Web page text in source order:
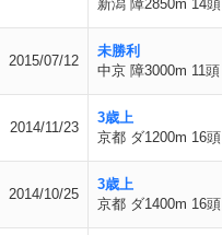
新潟 障2850m 14頭
2015/07/12
未勝利
中京 障3000m 11頭
2014/11/23
3歳上
京都 ダ1200m 16頭
2014/10/25
3歳上
京都 ダ1400m 16頭